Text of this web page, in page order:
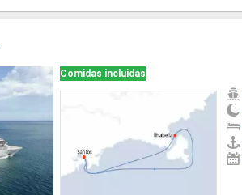
Comidas incluidas